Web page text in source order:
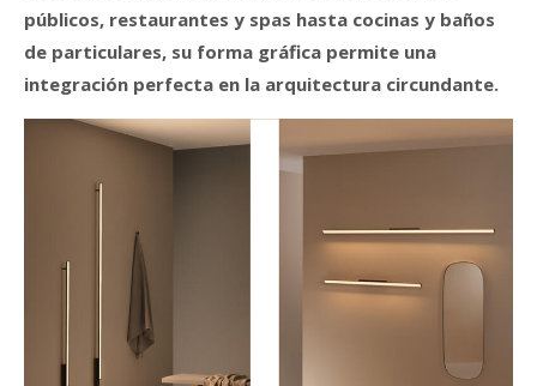
públicos, restaurantes y spas hasta cocinas y baños
de particulares, su forma gráfica permite una
integración perfecta en la arquitectura circundante.